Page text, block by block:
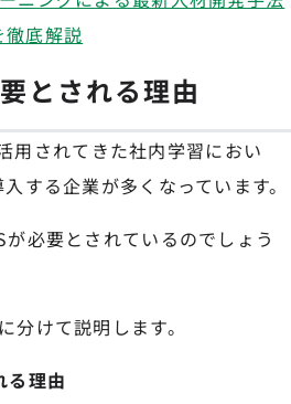
徹底解説
とされる理由
されてきた社内学習におい
する企業が多くなっています。
必要とされているのでしょう
分けて説明します。
る理由